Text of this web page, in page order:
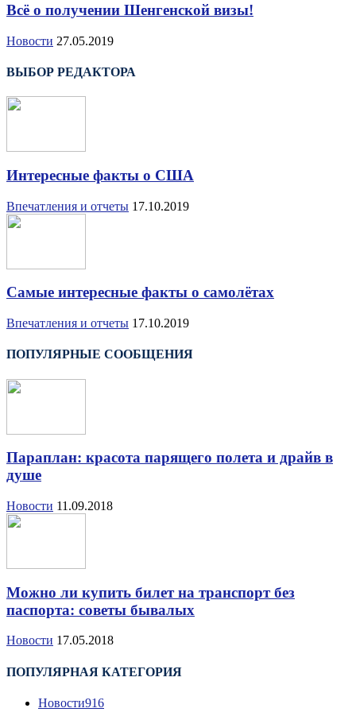
Всё о получении Шенгенской визы!
Новости 27.05.2019
ВЫБОР РЕДАКТОРА
Интересные факты о США
Впечатления и отчеты 17.10.2019
Самые интересные факты о самолётах
Впечатления и отчеты 17.10.2019
ПОПУЛЯРНЫЕ СООБЩЕНИЯ
Параплан: красота парящего полета и драйв в
душе
Новости 11.09.2018
Можно ли купить билет на транспорт без
паспорта: советы бывалых
Новости 17.05.2018
ПОПУЛЯРНАЯ КАТЕГОРИЯ
Новости916